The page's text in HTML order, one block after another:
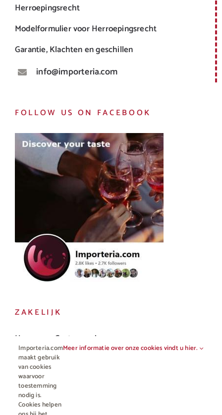
Herroepingsrecht
Modelformulier voor Herroepingsrecht
Garantie, Klachten en geschillen
info@importeria.com
FOLLOW US ON FACEBOOK
ZAKELIJK
Horeca en Gastronomie
Vakhandel
Importeria.com
maakt gebruik
van cookies
waarvoor
toestemming
nodig is.
Cookies helpen
Meer informatie over onze cookies vindt u hier.